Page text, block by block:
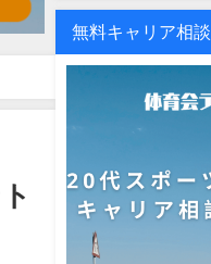
無料キャリア相談